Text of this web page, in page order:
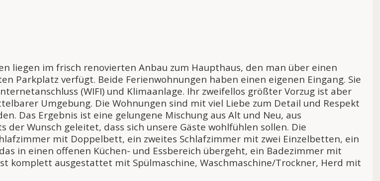
liegen im frisch renovierten Anbau zum Haupthaus, den man über einen
Parkplatz verfügt. Beide Ferienwohnungen haben einen eigenen Eingang. Sie
(WIFI) und Klimaanlage. Ihr zweifellos größter Vorzug ist aber
Umgebung. Die Wohnungen sind mit viel Liebe zum Detail und Respekt
Das Ergebnis ist eine gelungene Mischung aus Alt und Neu, aus
Wunsch geleitet, dass sich unsere Gäste wohlfühlen sollen. Die
mit Doppelbett, ein zweites Schlafzimmer mit zwei Einzelbetten, ein
in einen offenen Küchen- und Essbereich übergeht, ein Badezimmer mit
komplett ausgestattet mit Spülmaschine, Waschmaschine/Trockner, Herd mit